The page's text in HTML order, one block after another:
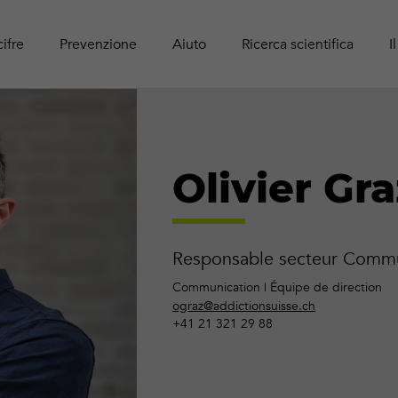
Attività online
Prevenzione
Aiuto Ricerca scientifica
Olivier
Responsable secteur
Communication | Équipe de direction
ograz@addictionsuisse.ch
+41 21 321 29 88